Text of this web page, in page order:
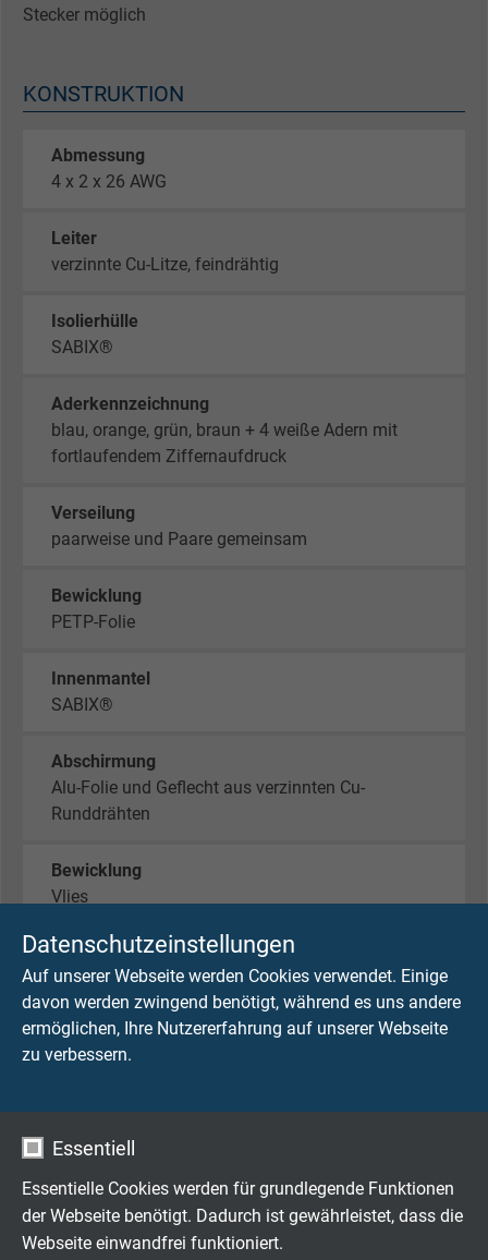
Datenschutzeinstellungen
Auf unserer Webseite werden Cookies verwendet. Einige
davon werden zwingend benötigt, während es uns andere
ermöglichen, Ihre Nutzererfahrung auf unserer Webseite
zu verbessern.
Essentiell
Essentielle Cookies werden für grundlegende Funktionen
der Webseite benötigt. Dadurch ist gewährleistet, dass die
Webseite einwandfrei funktioniert.
Stecker möglich
KONSTRUKTION
Abmessung
4 x 2 x 26 AWG
Leiter
verzinnte Cu-Litze, feindrähtig
Isolierhülle
SABIX®
Aderkennzeichnung
blau, orange, grün, braun + 4 weiße Adern mit
fortlaufendem Ziffernaufdruck
Verseilung
paarweise und Paare gemeinsam
Bewicklung
PETP-Folie
Innenmantel
SABIX®
Abschirmung
Alu-Folie und Geflecht aus verzinnten Cu-
Runddrähten
Bewicklung
Vlies
Mantelmaterial
PUR/Stützgeflecht/PUR
Mantelfarbe
schwarz (ähnlich RAL 9005)
TECHNISCHE DATEN
Betriebsspitzenspannung
VDE: max 350 V